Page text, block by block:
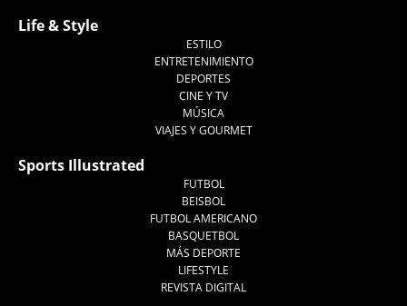
Life & Style
ESTILO
ENTRETENIMIENTO
DEPORTES
CINE Y TV
MÚSICA
VIAJES Y GOURMET
Sports Illustrated
FUTBOL
BEISBOL
FUTBOL AMERICANO
BASQUETBOL
MÁS DEPORTE
LIFESTYLE
REVISTA DIGITAL